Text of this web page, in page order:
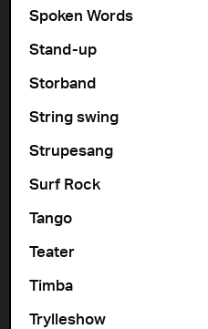
Spoken Words
Stand-up
Storband
String swing
Strupesang
Surf Rock
Tango
Teater
Timba
Trylleshow
+47 22 11 33 08
Vogts gate 64, 0477 Oslo
info@cosmopolite.no
Gå til vår spilleliste
Støttet av